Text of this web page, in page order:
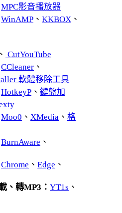
MPC影音播放器
WinAMP 、 KKBOX 、
、 CutYouTube
CCleaner 、
軟體移除工具
HotkeyP 、 鍵盤加
Moo0 、 XMedia 、 格
BurnAware 、
Chrome 、 Edge 、
、轉MP3： YT1s 、